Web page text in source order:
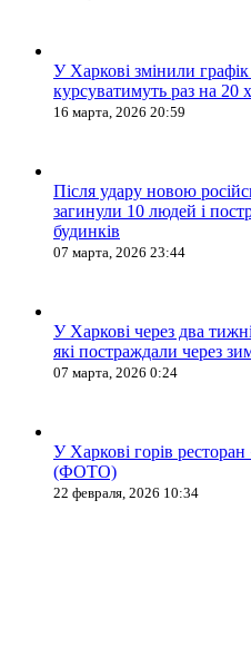
У Харкові змінили
курсуватимуть раз на 20
16 марта, 2026 20:59
Після удару новою
загинули 10 людей і
будинків
07 марта, 2026 23:44
У Харкові через два
які постраждали через
07 марта, 2026 0:24
У Харкові горів
(ФОТО)
22 февраля, 2026 10:34